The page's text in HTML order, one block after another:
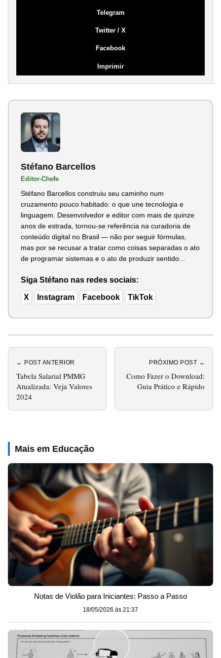
Telegram
Twitter / X
Facebook
Imprimir
Stéfano Barcellos
Editor-Chefe
Stéfano Barcellos construiu seu caminho num
cruzamento pouco habitado: o que une tecnologia e
linguagem. Desenvolvedor e editor com mais de quinze
anos de estrada, tornou-se referência na curadoria de
conteúdo digital no Brasil — não por seguir fórmulas,
mas por se recusar a tratar como coisas separadas o ato
de programar sistemas e o ato de produzir sentido...
Siga Stéfano nas redes sociais:
X Instagram Facebook TikTok
← POST ANTERIOR
Tabela Salarial PMMG
Atualizada: Veja Valores
2024
PRÓXIMO POST →
Como Fazer o Download:
Guia Prático e Rápido
Mais em Educação
Notas de Violão para Iniciantes: Passo a Passo
18/05/2026 às 21:37